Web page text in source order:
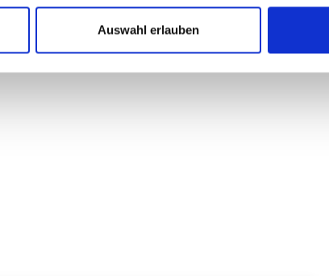
Auswahl erlauben
Wollfilz
Doppelt